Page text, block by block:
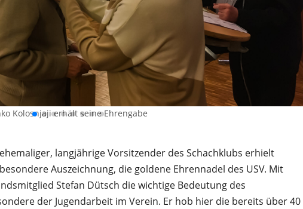
Kolosnjaji erhält seine Ehrengabe
langjährige Vorsitzender des Schachklubs erhielt
Auszeichnung, die goldene Ehrennadel des USV. Mit
Stefan Dütsch die wichtige Bedeutung des
der Jugendarbeit im Verein. Er hob hier die bereits über 40